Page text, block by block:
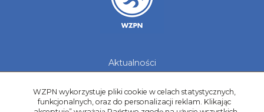
Aktualności
Kontakt
WZPN wykorzystuje pliki cookie w celach statystycznych,
funkcjonalnych, oraz do personalizacji reklam. Klikając